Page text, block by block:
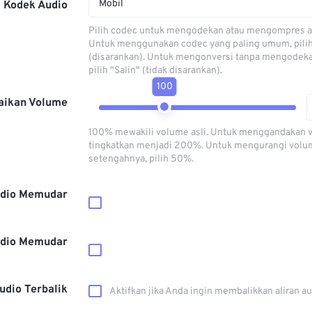
Kodek Audio Mobil
Pilih codec untuk mengodekan atau mengompres
Untuk menggunakan codec yang paling umum,
(disarankan). Untuk mengonversi tanpa
pilih "Salin" (tidak disarankan).
Volume
100
100% mewakili volume asli. Untuk menggandakan
tingkatkan menjadi 200%. Untuk mengurangi
setengahnya, pilih 50%.
Memudar
Memudar
Terbalik Aktifkan jika Anda ingin membalikkan aliran